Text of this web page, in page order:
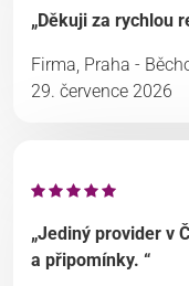
„Děkuji za rychlou
Firma, Praha -
29. července 2026
„Jediný provider v
a připomínky. “